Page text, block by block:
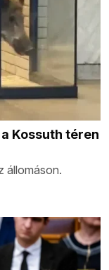
Kossuth téren
állomáson.